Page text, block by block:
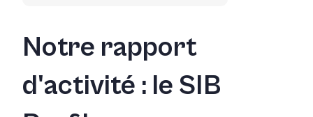
Notre rapport
d'activité : le SIB